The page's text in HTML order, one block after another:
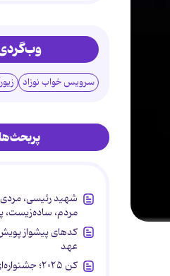
سرویس خواب نوزاد
شهید رئیسی،
مردم، ساده‌زیست،
کدهای پیشواز
عهد
کن ۲۰۲۵؛ جشنواره‌ای علیه خانواده